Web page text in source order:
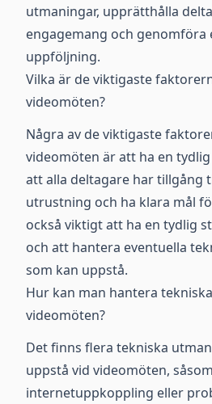
utmaningar, upprätthålla
engagemang och genomföra
uppföljning.
Vilka är de viktigaste
videomöten?
Några av de viktigaste
videomöten är att ha en
att alla deltagare har tillgång
utrustning och ha klara mål
också viktigt att ha en tydlig
och att hantera eventuella
som kan uppstå.
Hur kan man hantera
videomöten?
Det finns flera tekniska
uppstå vid videomöten,
internetuppkoppling eller